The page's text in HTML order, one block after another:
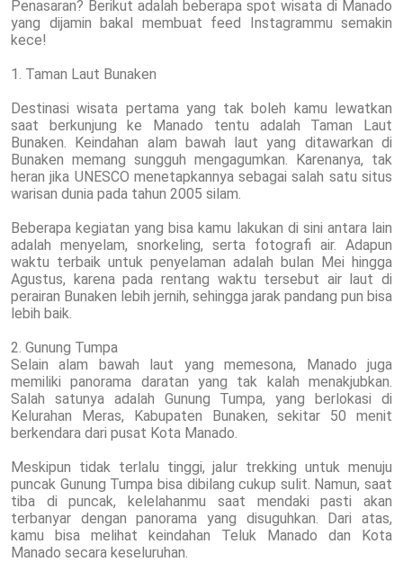
Penasaran? Berikut adalah beberapa spot wisata di Manado
yang dijamin bakal membuat feed Instagrammu semakin
kece!
1. Taman Laut Bunaken
Destinasi wisata pertama yang tak boleh kamu lewatkan
saat berkunjung ke Manado tentu adalah Taman Laut
Bunaken. Keindahan alam bawah laut yang ditawarkan di
Bunaken memang sungguh mengagumkan. Karenanya, tak
heran jika UNESCO menetapkannya sebagai salah satu situs
warisan dunia pada tahun 2005 silam.
Beberapa kegiatan yang bisa kamu lakukan di sini antara lain
adalah menyelam, snorkeling, serta fotografi air. Adapun
waktu terbaik untuk penyelaman adalah bulan Mei hingga
Agustus, karena pada rentang waktu tersebut air laut di
perairan Bunaken lebih jernih, sehingga jarak pandang pun bisa
lebih baik.
2. Gunung Tumpa
Selain alam bawah laut yang memesona, Manado juga
memiliki panorama daratan yang tak kalah menakjubkan.
Salah satunya adalah Gunung Tumpa, yang berlokasi di
Kelurahan Meras, Kabupaten Bunaken, sekitar 50 menit
berkendara dari pusat Kota Manado.
Meskipun tidak terlalu tinggi, jalur trekking untuk menuju
puncak Gunung Tumpa bisa dibilang cukup sulit. Namun, saat
tiba di puncak, kelelahanmu saat mendaki pasti akan
terbanyar dengan panorama yang disuguhkan. Dari atas,
kamu bisa melihat keindahan Teluk Manado dan Kota
Manado secara keseluruhan.